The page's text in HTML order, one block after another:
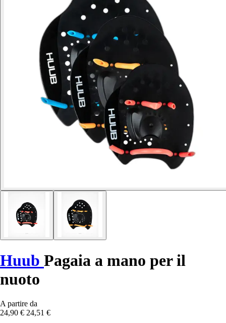
Huub Pagaia a mano per il
nuoto
A partire da
24,90 € 24,51 €